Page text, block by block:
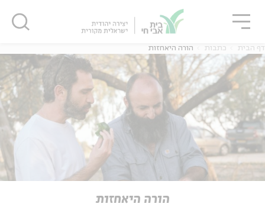
נוער
דף הבית כתבות הורה היאחזות
הורה היאחזות
סגור